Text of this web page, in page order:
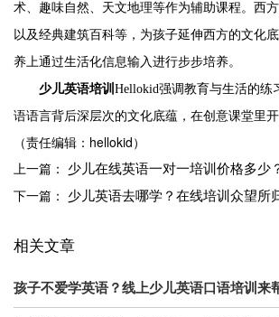
术、趣味自然、天文地理等作为辅助课程。西
以及经典建筑百科等，为孩子延伸西方的文化
养上通过生活化信息输入进行步步培养。
少儿英语培训 Hellokid强调教育与生活的练
语语言背后深层次的文化底蕴，在创意课堂里开
（责任编辑：hellokid）
上一篇： 少儿在线英语一对一培训价格多少
下一篇： 少儿英语去哪学？在线培训众望所
相关文章
孩子不爱学英语？线上少儿英语口语培训来